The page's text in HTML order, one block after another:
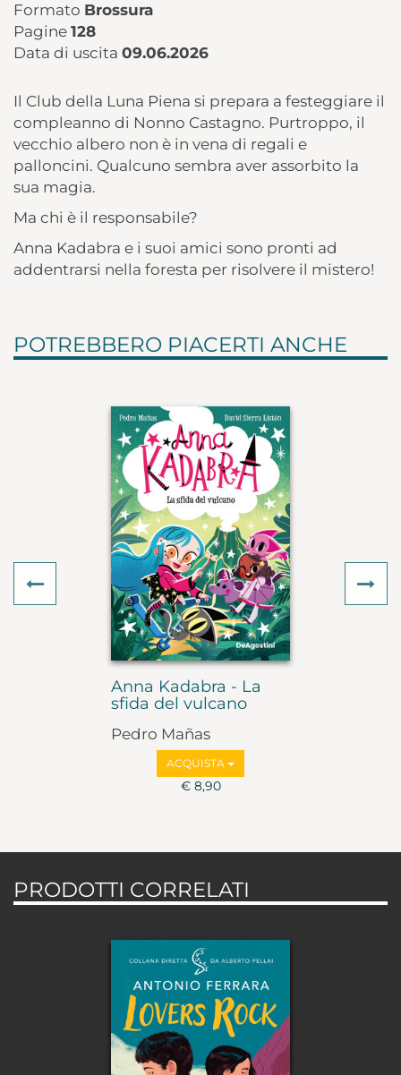
Formato Brossura
Pagine 128
Data di uscita 09.06.2026
Il Club della Luna Piena si prepara a festeggiare il
compleanno di Nonno Castagno. Purtroppo, il
vecchio albero non è in vena di regali e
palloncini. Qualcuno sembra aver assorbito la
sua magia.
Ma chi è il responsabile?
Anna Kadabra e i suoi amici sono pronti ad
addentrarsi nella foresta per risolvere il mistero!
POTREBBERO PIACERTI ANCHE
Anna Kadabra - La
sfida del vulcano
Pedro Mañas
ACQUISTA
€ 8,90
Previous
PRODOTTI CORRELATI